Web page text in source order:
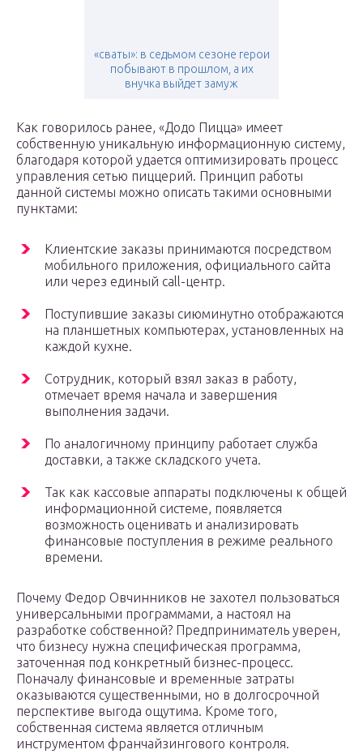
«сваты»: в седьмом сезоне герои
побывают в прошлом, а их
внучка выйдет замуж
Как говорилось ранее, «Додо Пицца» имеет
собственную уникальную информационную систему,
благодаря которой удается оптимизировать процесс
управления сетью пиццерий. Принцип работы
данной системы можно описать такими основными
пунктами:
Клиентские заказы принимаются посредством
мобильного приложения, официального сайта
или через единый call-центр.
Поступившие заказы сиюминутно отображаются
на планшетных компьютерах, установленных на
каждой кухне.
Сотрудник, который взял заказ в работу,
отмечает время начала и завершения
выполнения задачи.
По аналогичному принципу работает служба
доставки, а также складского учета.
Так как кассовые аппараты подключены к общей
информационной системе, появляется
возможность оценивать и анализировать
финансовые поступления в режиме реального
времени.
Почему Федор Овчинников не захотел пользоваться
универсальными программами, а настоял на
разработке собственной? Предприниматель уверен,
что бизнесу нужна специфическая программа,
заточенная под конкретный бизнес-процесс.
Поначалу финансовые и временные затраты
оказываются существенными, но в долгосрочной
перспективе выгода ощутима. Кроме того,
собственная система является отличным
инструментом франчайзингового контроля.